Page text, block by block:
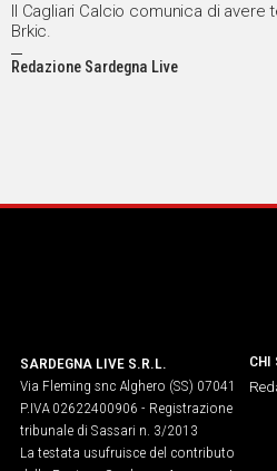
Il Cagliari Calcio comunica di
Brkic.
Redazione Sardegna Live
SARDEGNA LIVE S.R.L.
Via Fleming snc Alghero (SS) 07041
P.IVA 02622400906 - Registrazione
tribunale di Sassari n. 3/2013
La testata usufruisce del contributo
CHI